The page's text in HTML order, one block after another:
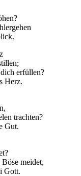
erfüllen?
Herz.
trachten?
Gut.
meidet,
Gott.